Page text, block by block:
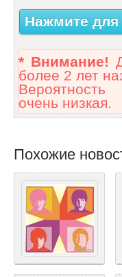
Нажмите для
* Внимание!
более 2 лет
очень низкая.
Похожие